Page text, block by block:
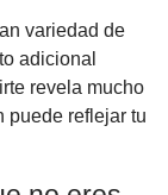
variedad de
adicional
revela mucho
puede reflejar tu